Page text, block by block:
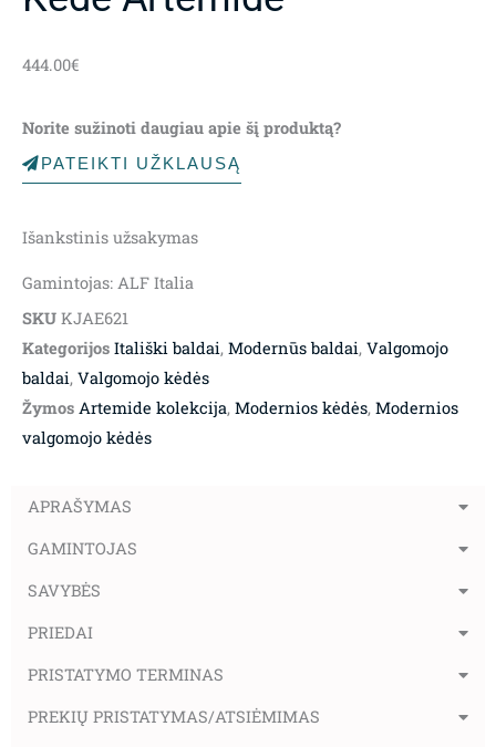
444.00€
Norite sužinoti daugiau apie šį produktą?
PATEIKTI UŽKLAUSĄ
Išankstinis užsakymas
Gamintojas: ALF Italia
SKU KJAE621
Kategorijos Itališki baldai, Modernūs baldai, Valgomojo
baldai, Valgomojo kėdės
Žymos Artemide kolekcija, Modernios kėdės, Modernios
valgomojo kėdės
APRAŠYMAS
GAMINTOJAS
SAVYBĖS
PRIEDAI
PRISTATYMO TERMINAS
PREKIŲ PRISTATYMAS/ATSIĖMIMAS